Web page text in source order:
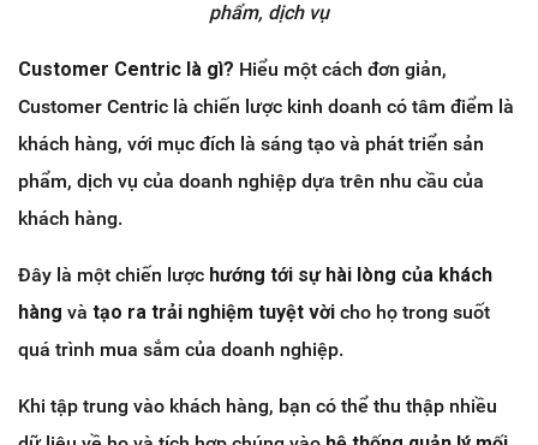
phẩm, dịch vụ
Customer Centric là gì? Hiểu một cách đơn giản,
Customer Centric là chiến lược kinh doanh có tâm điểm là
khách hàng, với mục đích là sáng tạo và phát triển sản
phẩm, dịch vụ của doanh nghiệp dựa trên nhu cầu của
khách hàng.
Đây là một chiến lược hướng tới sự hài lòng của khách
hàng và tạo ra trải nghiệm tuyệt vời cho họ trong suốt
quá trình mua sắm của doanh nghiệp.
Khi tập trung vào khách hàng, bạn có thể thu thập nhiều